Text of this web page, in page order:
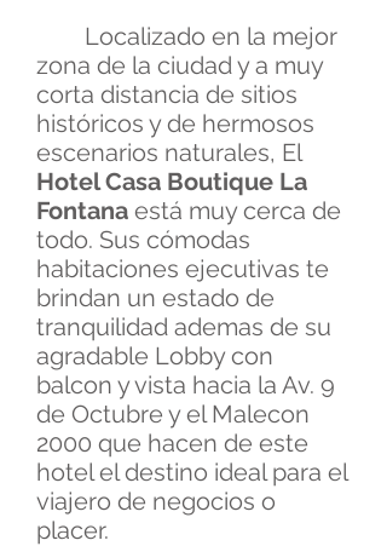
Localizado en la mejor
zona de la ciudad y a muy
corta distancia de sitios
históricos y de hermosos
escenarios naturales, El
Hotel Casa Boutique La
Fontana está muy cerca de
todo. Sus cómodas
habitaciones ejecutivas te
brindan un estado de
tranquilidad ademas de su
agradable Lobby con
balcon y vista hacia la Av. 9
de Octubre y el Malecon
2000 que hacen de este
hotel el destino ideal para el
viajero de negocios o
placer.